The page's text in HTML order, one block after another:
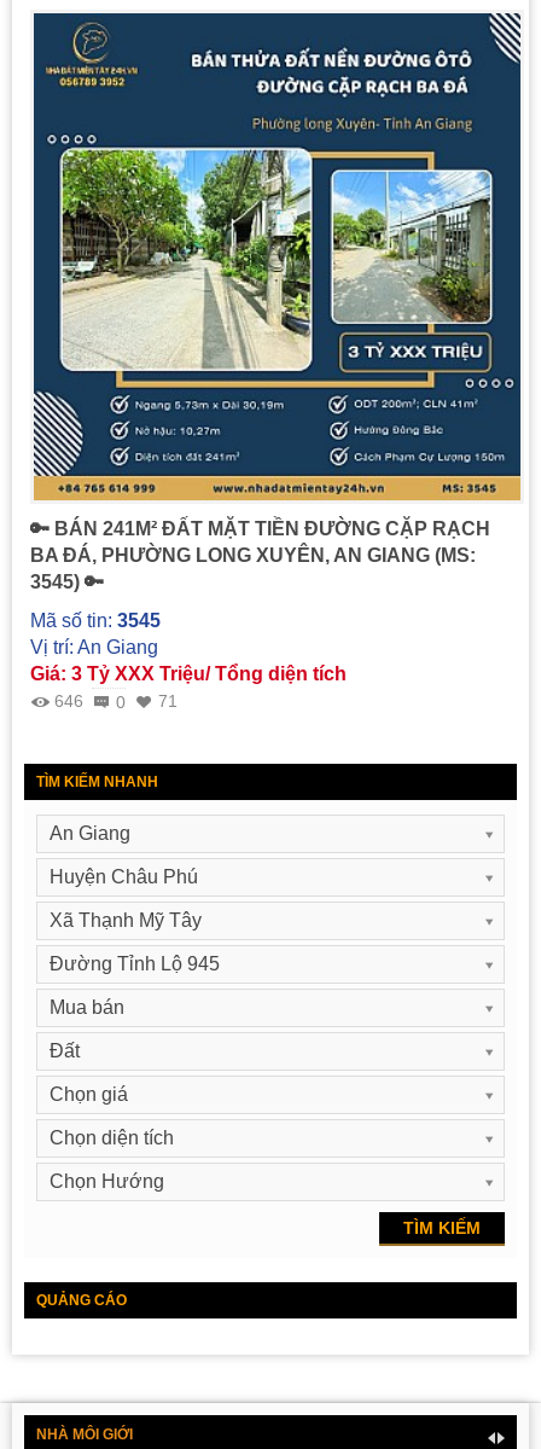
🔑 BÁN 241M² ĐẤT MẶT TIỀN ĐƯỜNG CẶP RẠCH
BA ĐÁ, PHƯỜNG LONG XUYÊN, AN GIANG (MS:
3545) 🔑
Mã số tin: 3545
Vị trí: An Giang
Giá: 3 Tỷ XXX Triệu/ Tổng diện tích
646 0 71
TÌM KIẾM NHANH
An Giang
Huyện Châu Phú
Xã Thạnh Mỹ Tây
Đường Tỉnh Lộ 945
Mua bán
Đất
Chọn giá
Chọn diện tích
Chọn Hướng
QUẢNG CÁO
NHÀ MÔI GIỚI